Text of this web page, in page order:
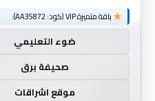
باقة متميزة VIP (كود: AA35872):
ضوء التعليمي
صحيفة برق
موقع اشراقات